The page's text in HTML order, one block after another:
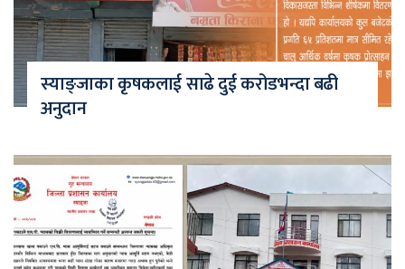
स्याङ्जाका कृषकलाई साढे दुई करोडभन्दा बढी
अनुदान